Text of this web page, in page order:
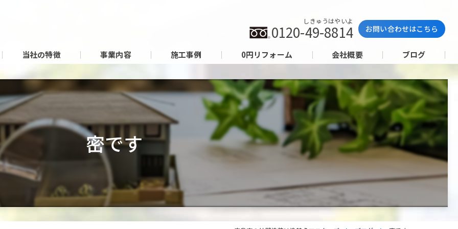
しきゅうはやいよ
0120-49-8814 お問い合わせはこちら
当社の特徴 事業内容 施工事例 0円リフォーム 会社概要 ブログ
密です